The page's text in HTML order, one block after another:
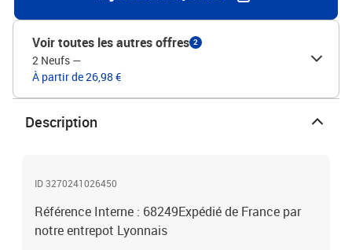
Voir toutes les autres offres 2
2 Neufs —
À partir de 26,98 €
Description
ID 3270241026450
Référence Interne : 68249Expédié de France par
notre entrepot Lyonnais